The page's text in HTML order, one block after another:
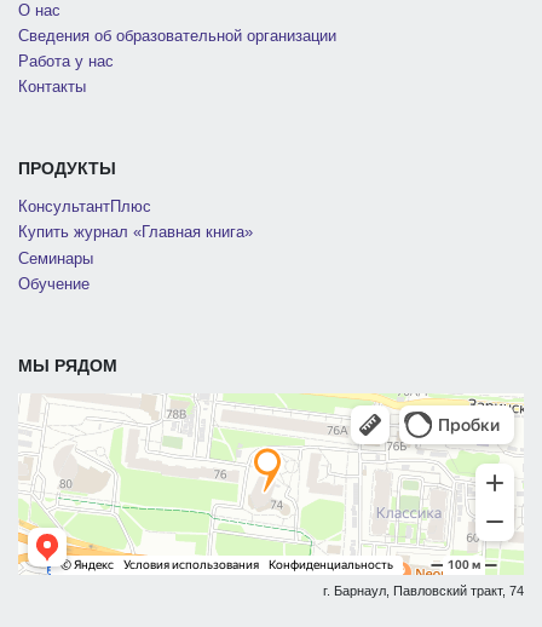
О нас
Сведения об образовательной организации
Работа у нас
Контакты
ПРОДУКТЫ
КонсультантПлюс
Купить журнал «Главная книга»
Семинары
Обучение
МЫ РЯДОМ
г. Барнаул, Павловский тракт, 74